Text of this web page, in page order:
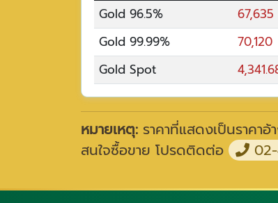
Gold 96.5% 67,635
Gold 99.99%
70,120
Gold Spot
หมายเหตุ: ราคาที่แสดงเป็นราคา
สนใจซื้อขาย โปรดติดต่อ